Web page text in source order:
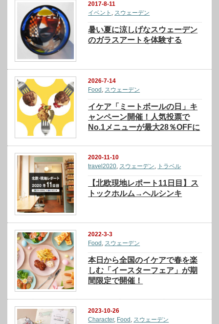
2017-8-11
イベント , スウェーデン
暑い夏に涼しげなスウェーデン
のガラスアートを体験する
2026-7-14
Food, スウェーデン
イケア「ミートボールの日」キ
ャンペーン開催！人気投票で
No.1メニューが最大28％OFFに
2020-11-10
travel2020, スウェーデン, トラベル
【北欧現地レポート11日目】ス
トックホルム→ヘルシンキ
2022-3-3
Food
スウェーデン
本日から全国のイケアで春を楽
しむ「イースターフェア」が期
間限定で開催！
2023-10-26
Character, Food , スウェーデン